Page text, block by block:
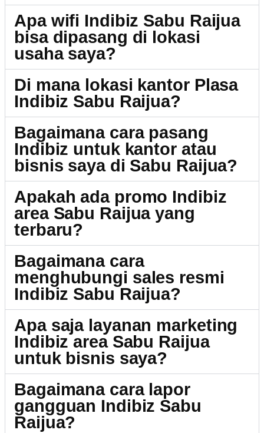
Apa wifi Indibiz Sabu Raijua
bisa dipasang di lokasi
usaha saya?
Di mana lokasi kantor Plasa
Indibiz Sabu Raijua?
Bagaimana cara pasang
Indibiz untuk kantor atau
bisnis saya di Sabu Raijua?
Apakah ada promo Indibiz
area Sabu Raijua yang
terbaru?
Bagaimana cara
menghubungi sales resmi
Indibiz Sabu Raijua?
Apa saja layanan marketing
Indibiz area Sabu Raijua
untuk bisnis saya?
Bagaimana cara lapor
gangguan Indibiz Sabu
Raijua?